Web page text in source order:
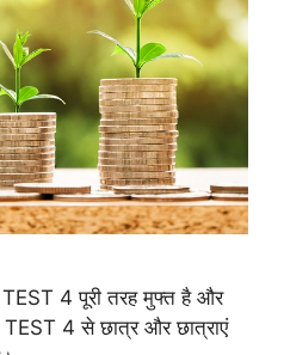
4 पूरी तरह मुफ्त है और
4 से छात्र और छात्राएं